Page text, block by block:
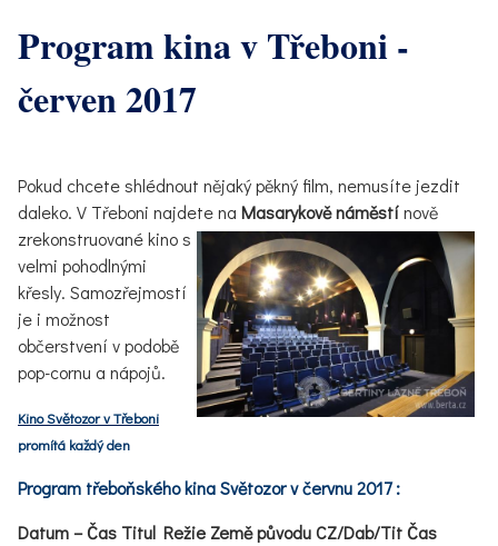
Program kina v Třeboni -
červen 2017
Pokud chcete shlédnout nějaký pěkný film, nemusíte jezdit
daleko. V Třeboni najdete na Masarykově náměstínově
zrekonstruované kino s
velmi pohodlnými
křesly. Samozřejmostí
je i možnost
občerstvení v podobě
pop-cornu a nápojů.
Kino Světozor v Třeboni
promítá každý den
Program třeboňského kina Světozor v červnu 2017 :
Datum – Čas Titul Režie Země původu CZ/Dab/Tit Čas